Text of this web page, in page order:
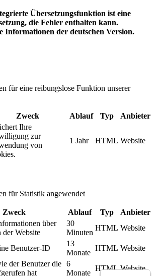
Übersetzungsfunktion ist eine
die Fehler enthalten kann.
Informationen der deutschen Version.
für eine reibungslose Funktion unserer
Zweck Ablauf Typ Anbieter
Ihre
zur
von
1 Jahr HTML Website
für Statistik angewendet
Zweck Ablauf Typ
Anbieter
über
der Website
30
Minuten
HTML Website
Benutzer-ID
13
Monate
HTML Website
der Benutzer die
hat
6
Monate
HTML Website